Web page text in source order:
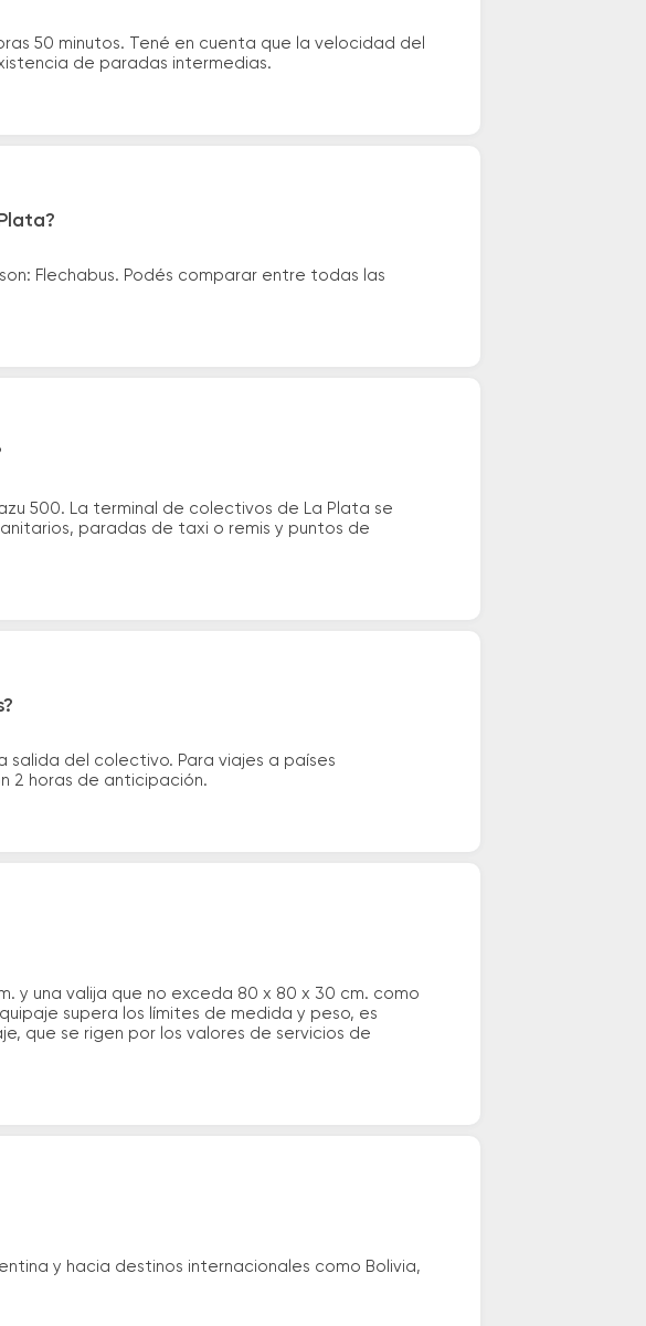
50 minutos. Tené en cuenta que la velocidad del
de paradas intermedias.
Flechabus. Podés comparar entre todas las
500. La terminal de colectivos de La Plata se
paradas de taxi o remis y puntos de
salida del colectivo. Para viajes a países
2 horas de anticipación.
y una valija que no exceda 80 x 80 x 30 cm. como
supera los límites de medida y peso, es
que se rigen por los valores de servicios de
y hacia destinos internacionales como Bolivia,